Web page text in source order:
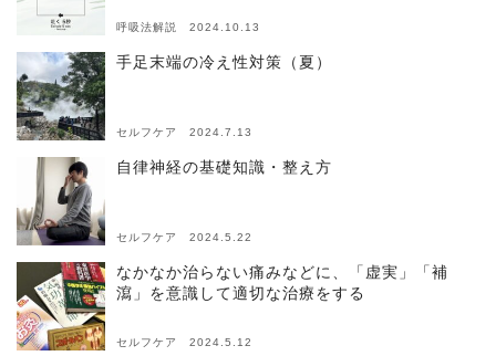
呼吸法解説 2024.10.13
手足末端の冷え性対策（夏）
セルフケア 2024.7.13
自律神経の基礎知識・整え方
セルフケア 2024.5.22
なかなか治らない痛みなどに、「虚実」「補
瀉」を意識して適切な治療をする
セルフケア 2024.5.12